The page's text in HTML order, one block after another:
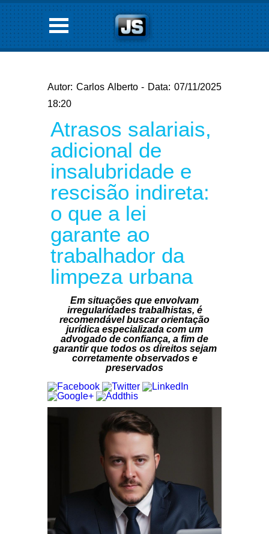
Autor: Carlos Alberto - Data: 07/11/2025
18:20
Atrasos salariais,
adicional de
insalubridade e
rescisão indireta:
o que a lei
garante ao
trabalhador da
limpeza urbana
Em situações que envolvam
irregularidades trabalhistas, é
recomendável buscar orientação
jurídica especializada com um
advogado de confiança, a fim de
garantir que todos os direitos sejam
corretamente observados e
preservados